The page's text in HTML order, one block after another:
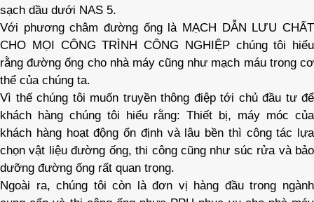
sạch dầu dưới NAS 5.
Với phương châm đường ống là MẠCH DẪN LƯU CHẤT
CHO MỌI CÔNG TRÌNH CÔNG NGHIỆP chúng tôi hiểu
rằng đường ống cho nhà máy cũng như mạch máu trong cơ
thể của chúng ta.
Vì thế chúng tôi muốn truyền thông điệp tới chủ đầu tư để
khách hàng chúng tôi hiểu rằng: Thiết bị, máy móc của
khách hàng hoạt động ổn định và lâu bền thì công tác lựa
chọn vật liệu đường ống, thi công cũng như súc rửa và bảo
dưỡng đường ống rất quan trọng.
Ngoài ra, chúng tôi còn là đơn vị hàng đầu trong ngành